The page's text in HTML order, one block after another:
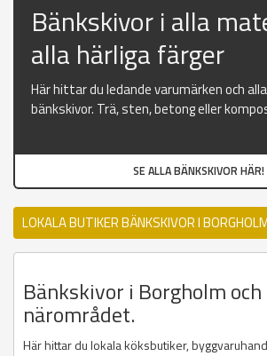
Bänkskivor i alla
alla härliga färger
Här hittar du ledande varumärken och
bänkskivor. Trä, sten, betong eller
SE ALLA BÄNKSKIVOR HÄR!
LOKALA BUTIKER BÄNKSKIVOR I
Bänkskivor i Borgholm
närområdet.
Här hittar du lokala köksbutiker,